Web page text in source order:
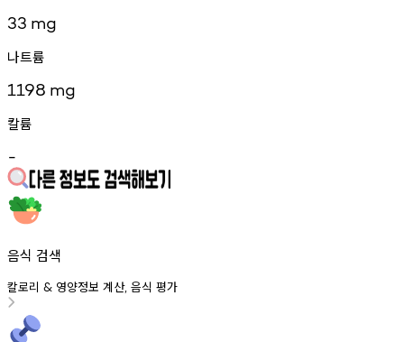
33 mg
나트륨
1198 mg
칼륨
-
음식 검색
칼로리 & 영양정보 계산, 음식 평가